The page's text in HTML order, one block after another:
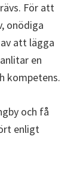
För att
onödiga
att lägga
en
kompetens.
och få
enligt